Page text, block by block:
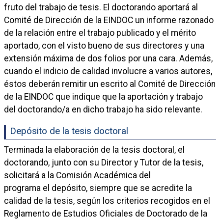
fruto del trabajo de tesis. El doctorando aportará al
Comité de Dirección de la EINDOC un informe razonado
de la relación entre el trabajo publicado y el mérito
aportado, con el visto bueno de sus directores y una
extensión máxima de dos folios por una cara. Además,
cuando el indicio de calidad involucre a varios autores,
éstos deberán remitir un escrito al Comité de Dirección
de la EINDOC que indique que la aportación y trabajo
del doctorando/a en dicho trabajo ha sido relevante.
Depósito de la tesis doctoral
Terminada la elaboración de la tesis doctoral, el
doctorando, junto con su Director y Tutor de la tesis,
solicitará a la Comisión Académica del
programa el depósito, siempre que se acredite la
calidad de la tesis, según los criterios recogidos en el
Reglamento de Estudios Oficiales de Doctorado de la